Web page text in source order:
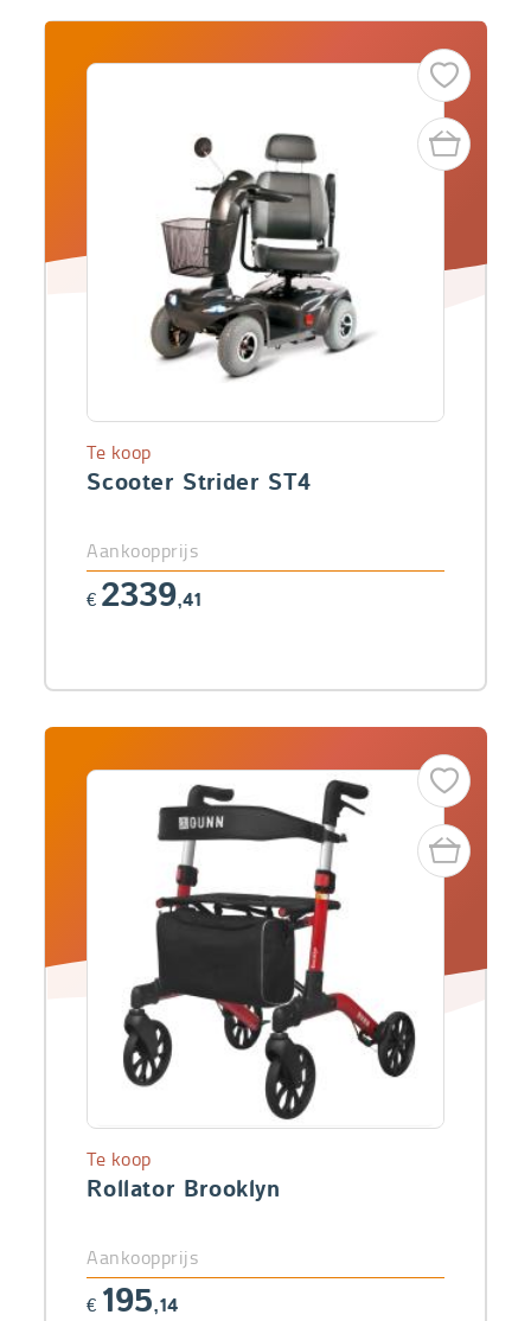
Scooter Strider ST4
Te koop
Aankoopprijs
€ 2339,41
Rollator Brooklyn
Te koop
Aankoopprijs
€ 195,14